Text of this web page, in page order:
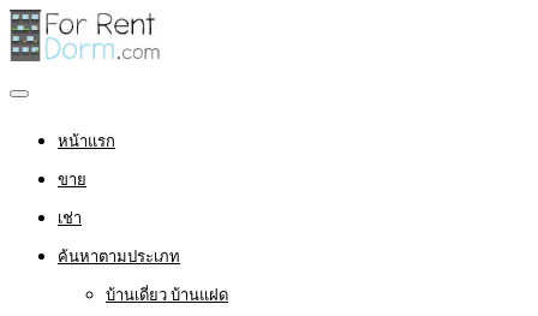
หน้าแรก
ขาย
เช่า
ค้นหาตามประเภท
บ้านเดี่ยว บ้านแฝด